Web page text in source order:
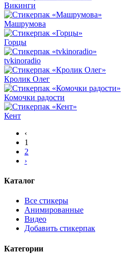
Викинги
Машрумова
Горцы
tvkinoradio
Кролик Олег
Комочки радости
Кент
‹
1
2
›
Каталог
Все стикеры
Анимированные
Видео
Добавить стикерпак
Категории